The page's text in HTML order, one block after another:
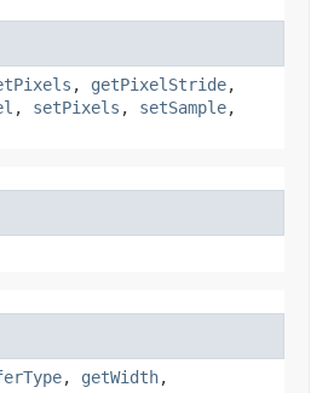
, getPixelStride,
, setPixels , setSample,
, getWidth,